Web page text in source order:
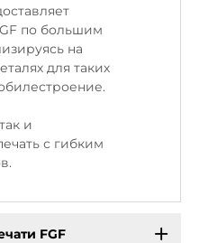
по большим
на
для таких
и
с гибким
FGF